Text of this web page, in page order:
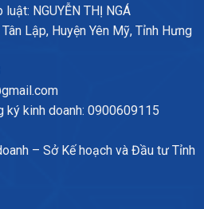
NGUYỄN THỊ NGÁ
Lập, Huyện Yên Mỹ, Tỉnh Hưng
ký kinh doanh: 0900609115
– Sở Kế hoạch và Đầu tư Tỉnh